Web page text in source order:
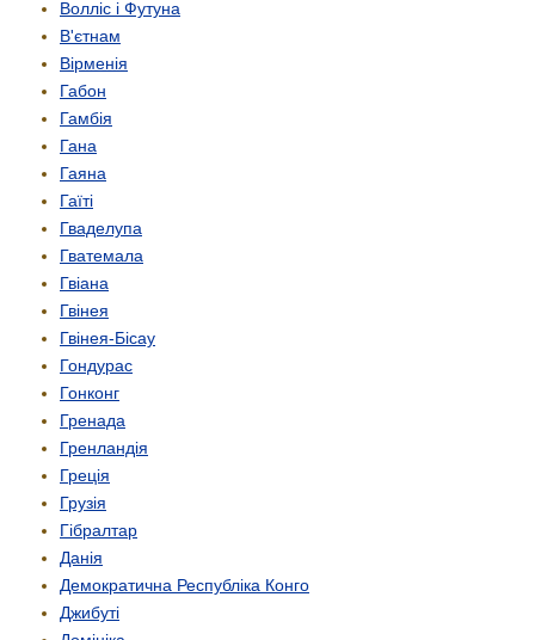
Волліс і Футуна
В'єтнам
Вірменія
Габон
Гамбія
Гана
Гаяна
Гаїті
Гваделупа
Гватемала
Гвіана
Гвінея
Гвінея-Бісау
Гондурас
Гонконг
Гренада
Гренландія
Греція
Грузія
Гібралтар
Данія
Демократична Республіка Конго
Джибуті